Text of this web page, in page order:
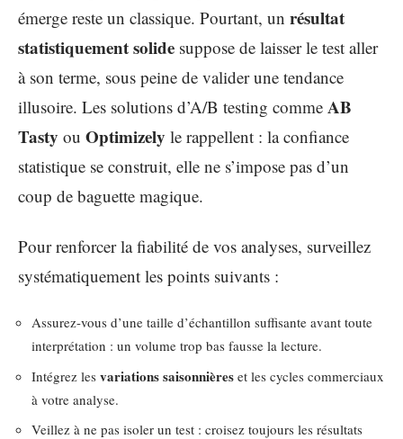
émerge reste un classique. Pourtant, un résultat
statistiquement solide suppose de laisser le test aller
à son terme, sous peine de valider une tendance
illusoire. Les solutions d’A/B testing comme AB
Tasty ou Optimizely le rappellent : la confiance
statistique se construit, elle ne s’impose pas d’un
coup de baguette magique.
Pour renforcer la fiabilité de vos analyses, surveillez
systématiquement les points suivants :
Assurez-vous d’une taille d’échantillon suffisante avant toute
interprétation : un volume trop bas fausse la lecture.
Intégrez les variations saisonnières et les cycles commerciaux
à votre analyse.
Veillez à ne pas isoler un test : croisez toujours les résultats